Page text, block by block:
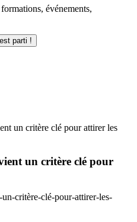
événements,
parti !
un critère clé pour attirer les
un critère clé pour